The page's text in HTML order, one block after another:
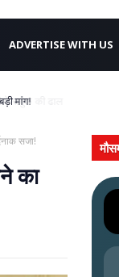
ADVERTISE WITH US
मांग!
सजा!
का